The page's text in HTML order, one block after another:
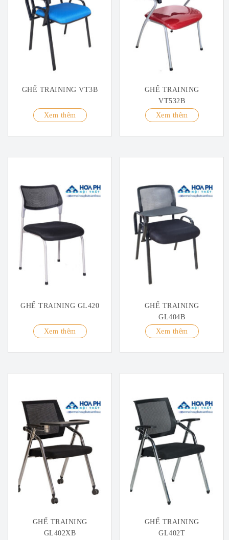
GHẾ TRAINING VT3B
Xem thêm
GHẾ TRAINING
VT532B
Xem thêm
GHẾ TRAINING GL420
Xem thêm
GHẾ TRAINING
GL404B
Xem thêm
GHẾ TRAINING
GL402XB
GHẾ TRAINING
GL402T